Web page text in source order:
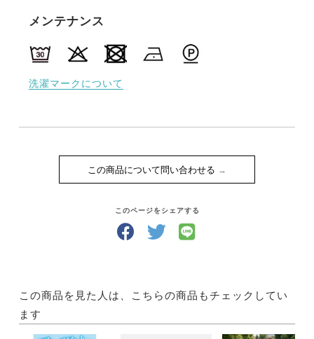
メンテナンス
洗濯マークについて
この商品について問い合わせる
このページをシェアする
この商品を見た人は、こちらの商品もチェックしてい
ます